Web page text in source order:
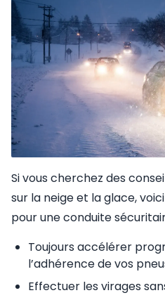
Si vous cherchez des
sur la neige et la glace,
pour une conduite
Toujours accélérer
l’adhérence de vos
Effectuer les virages